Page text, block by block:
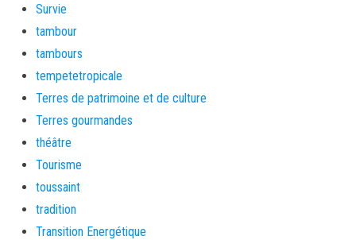
Survie
tambour
tambours
tempetetropicale
Terres de patrimoine et de culture
Terres gourmandes
théâtre
Tourisme
toussaint
tradition
Transition Energétique